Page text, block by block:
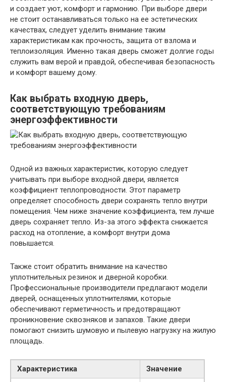
и создает уют, комфорт и гармонию. При выборе двери
не стоит останавливаться только на ее эстетических
качествах, следует уделить внимание таким
характеристикам как прочность, защита от взлома и
теплоизоляция. Именно такая дверь сможет долгие годы
служить вам верой и правдой, обеспечивая безопасность
и комфорт вашему дому.
Как выбрать входную дверь,
соответствующую требованиям
энергоэффективности
Одной из важных характеристик, которую следует
учитывать при выборе входной двери, является
коэффициент теплопроводности. Этот параметр
определяет способность двери сохранять тепло внутри
помещения. Чем ниже значение коэффициента, тем лучше
дверь сохраняет тепло. Из-за этого эффекта снижается
расход на отопление, а комфорт внутри дома
повышается.
Также стоит обратить внимание на качество
уплотнительных резинок и дверной коробки.
Профессиональные производители предлагают модели
дверей, оснащенных уплотнителями, которые
обеспечивают герметичность и предотвращают
проникновение сквозняков и запахов. Такие двери
помогают снизить шумовую и пылевую нагрузку на жилую
площадь.
Характеристика
Значение